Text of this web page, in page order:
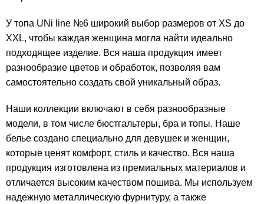
У топа UNi line №6 широкий выбор размеров от XS до
XXL, чтобы каждая женщина могла найти идеально
подходящее изделие. Вся наша продукция имеет
разнообразие цветов и обработок, позволяя вам
самостоятельно создать свой уникальный образ.
Наши коллекции включают в себя разнообразные
модели, в том числе бюстгальтеры, бра и топы. Наше
белье создано специально для девушек и женщин,
которые ценят комфорт, стиль и качество. Вся наша
продукция изготовлена из премиальных материалов и
отличается высоким качеством пошива. Мы используем
надежную металлическую фурнитуру, а также